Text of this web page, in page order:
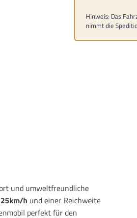
Hinweis: Das
nimmt die
und umweltfreundliche
25km/h und einer Reichweite
perfekt für den